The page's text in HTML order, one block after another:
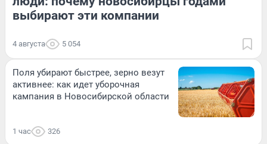
выбирают эти компании
4 августа 5 054
Поля убирают быстрее, зерно везут
активнее: как идет уборочная
кампания в Новосибирской области
1 час 326